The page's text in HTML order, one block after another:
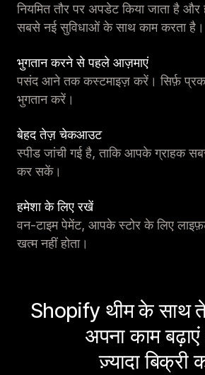
नियमित तौर पर अपडेट किया जाता है
सबसे नई सुविधाओं के साथ काम करता है।
भुगतान करने से पहले आज़माएं
पसंद आने तक कस्टमाइज़ करें। सिर्फ़
भुगतान करें।
बेहद तेज़ चेकआउट
स्पीड जांची गई है, ताकि आपके ग्राहक
कर सकें।
हमेशा के लिए रखें
वन-टाइम पेमेंट, आपके स्टोर के लिए
खत्म नहीं होता।
Shopify थीम के साथ
अपना काम
ज़्यादा बिक्री